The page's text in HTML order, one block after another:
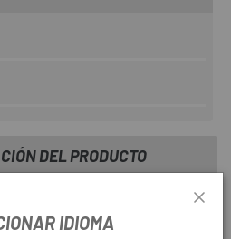
DEL PRODUCTO
IDIOMA